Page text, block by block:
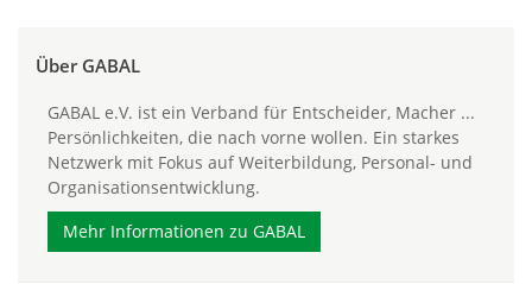
Über GABAL
GABAL e.V. ist ein Verband für Entscheider, Macher ...
Persönlichkeiten, die nach vorne wollen. Ein starkes
Netzwerk mit Fokus auf Weiterbildung, Personal- und
Organisationsentwicklung.
Mehr Informationen zu GABAL